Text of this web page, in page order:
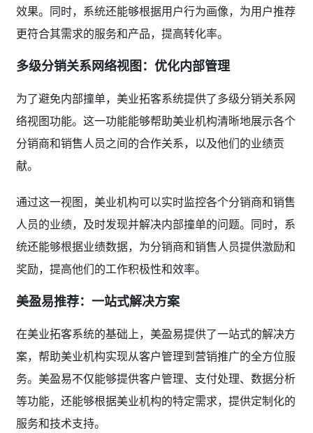
效果。同时，系统还能够根据用户行为画像，为用户推荐
更符合其需求的服务和产品，提高转化率。
多级分销关系网络视图：优化内部管理
为了避免内部撞单，美业拓客系统提供了多级分销关系网
络视图功能。这一功能能够帮助美业机构清晰地展示各个
分销商和销售人员之间的合作关系，以及他们的业绩贡
献。
通过这一视图，美业机构可以实时监控各个分销商和销售
人员的业绩，及时发现并解决内部撞单的问题。同时，系
统还能够根据业绩数据，为分销商和销售人员提供激励和
奖励，提高他们的工作积极性和效率。
美盈易推荐：一站式解决方案
在美业拓客系统的基础上，美盈易提供了一站式的解决方
案，帮助美业机构实现从客户管理到营销推广的全方位服
务。美盈易不仅能够提供客户管理、支付处理、数据分析
等功能，还能够根据美业机构的特定需求，提供定制化的
服务和技术支持。